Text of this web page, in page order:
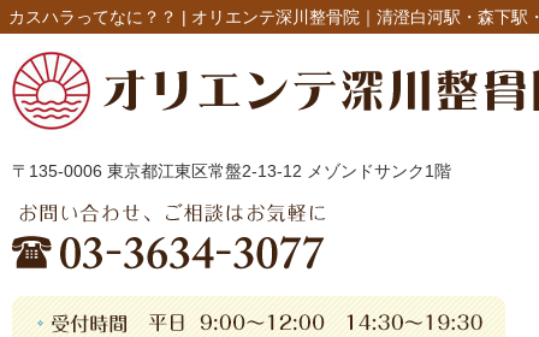
カスハラってなに？？ | オリエンテ深川整骨院｜清澄白河駅・森下駅
〒135-0006 東京都江東区常盤2-13-12 メゾンドサンク1階